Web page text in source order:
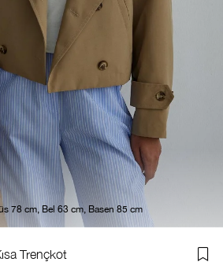
78 cm, Bel 63 cm, Basen 85 cm
Trençkot